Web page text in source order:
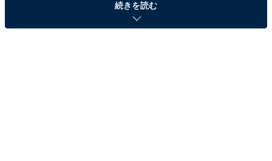
2020年から大きく話題となった「鬼滅の刃」が約4.9万
人からの支持を得て、堂々の1位！ 2位は、「名探偵コナ
続きを読む